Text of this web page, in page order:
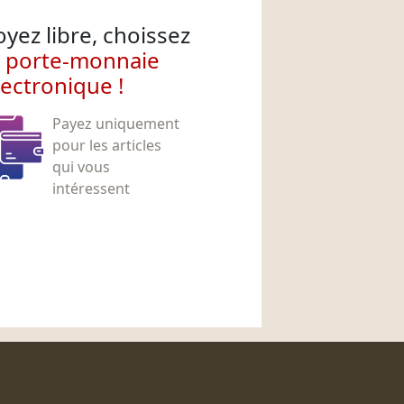
libre, choissez
porte-monnaie
!
Payez uniquement
pour les articles
qui vous
intéressent